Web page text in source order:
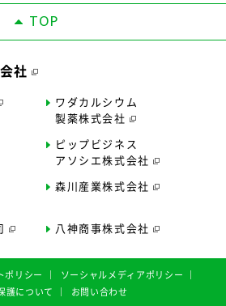
TOP
社
ワダカルシウム
製薬株式会社
ピップビジネス
アソシエ株式会社
森川産業株式会社
八神商事株式会社
ポリシー
ソーシャルメディアポリシー
護について
お問い合わせ